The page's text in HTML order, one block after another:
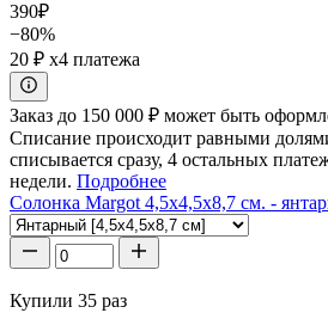
390₽
−80%
20 ₽ x4 платежа
Заказ до 150 000 ₽ может быть
Списание происходит равными
списывается сразу, 4 остальных
недели. Подробнее
Солонка Margot 4,5x4,5x8,7 см. -
Купили 35 раз